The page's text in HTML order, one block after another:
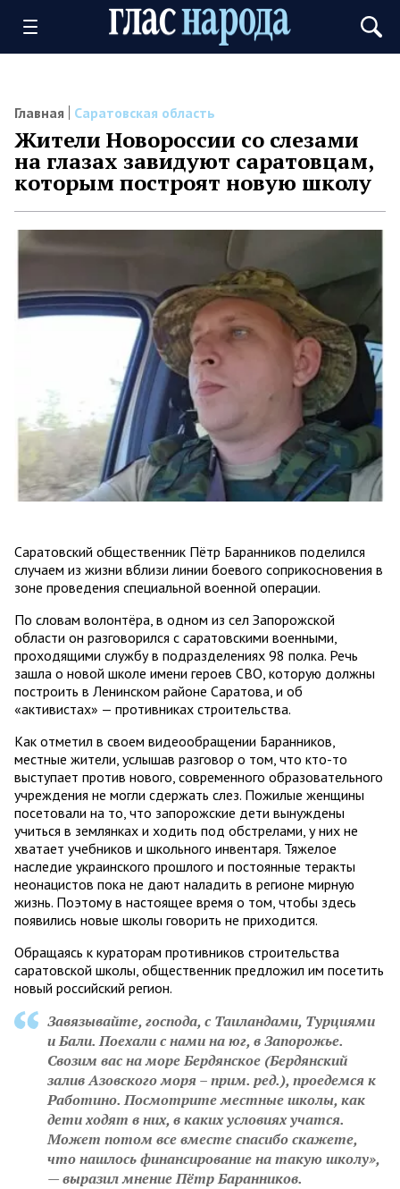
Главная Саратовская область
Жители Новороссии со слезами
на глазах завидуют саратовцам,
которым построят новую школу
Саратовский общественник Пётр Баранников поделился
случаем из жизни вблизи линии боевого соприкосновения в
зоне проведения специальной военной операции.
По словам волонтёра, в одном из сел Запорожской
области он разговорился с саратовскими военными,
проходящими службу в подразделениях 98 полка. Речь
зашла о новой школе имени героев СВО, которую должны
построить в Ленинском районе Саратова, и об
«активистах» — противниках строительства.
Как отметил в своем видеообращении Баранников,
местные жители, услышав разговор о том, что кто-то
выступает против нового, современного образовательного
учреждения не могли сдержать слез. Пожилые женщины
посетовали на то, что запорожские дети вынуждены
учиться в землянках и ходить под обстрелами, у них не
хватает учебников и школьного инвентаря. Тяжелое
наследие украинского прошлого и постоянные теракты
неонацистов пока не дают наладить в регионе мирную
жизнь. Поэтому в настоящее время о том, чтобы здесь
появились новые школы говорить не приходится.
Обращаясь к кураторам противников строительства
саратовской школы, общественник предложил им посетить
новый российский регион.
Завязывайте, господа, с Таиландами, Турциями
и Бали. Поехали с нами на юг, в Запорожье.
Свозим вас на море Бердянское (Бердянский
залив Азовского моря – прим. ред.), проедемся к
Работино. Посмотрите местные школы, как
дети ходят в них, в каких условиях учатся.
Может потом все вместе спасибо скажете,
что нашлось финансирование на такую школу»,
— выразил мнение Пётр Баранников.